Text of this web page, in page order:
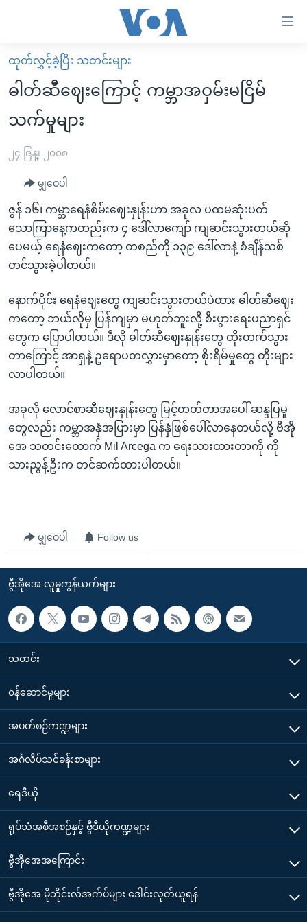
လွယ်ကူ
စေ
များ
အကြောင်းအရာ
သို့
ကြည့်
စာမျက်နှာ
ရှာဖွေ
မူလစာမျက်နှာ
မြန်မာ
ကမ္ဘာ့သတင်းများ
နိုင်ငံတကာ
အစ္စရေး-ပါလက်စတိုင်း
ဗွီဒီယို
ရပ်ဝန်းတခု လမ်းတခု အလွန်
အင်္ဂလိပ်စာလေ့လာမယ်
အမေရိကန်သုံးအီဒီယံ
မကြေးမုံရဲ့ အင်္ဂလိပ်စာ
ရုပ်ရှင်ထဲက အင်္ဂလိပ်စာ
သုတပဒေသာ အင်္ဂလိပ်စာ
အပတ်စဉ်ကဏ္ဍများ
ရေဒီယို
တီဗွီ
ရေဒီယိုနှင့်ရုပ်သံ အချက်အလက်များ
ရေဒီယို/တီဗွီအစီအစဉ်
Learning English
ဗွီအိုအေ လူမှုကွန်ယက်များ
ဘာသာစကားများ
ထုတ်လွှင့်ခဲ့ပြီး သတင်းများ
ဓါတ်ဆီဈေးကြောင့် ကမ္ဘာအဝှမ်းမငြိမ်
သက်မှုများ
၂၄ ဇြန္၊ ၂၀၀၈
မျှဝေပါ
ဇွန် ၁၆၊ ကမ္ဘာရေနံစိမ်းဈေးနှုန်းဟာ အခုလ ပထမဆုံးပတ်
သောကြာနေ့ကတည်းက ၄ ဒေါ်လာကျော် ကျဆင်းသွားတယ်ဆို
ပေမယ့် ရေနံဈေးကတော့ တစည်ကို ၁၃၉ ဒေါ်လာနဲ့ စံချိန်သစ်
တင်သွားခဲ့ပါတယ်။
နောက်ပိုင်း ရေနံဈေးတွေ ကျဆင်းသွားတယ်ပဲထား ဓါတ်ဆီဈေး
ကတော့ ဘယ်လိုမှ ပြန်ကျမှာ မဟုတ်ဘူးလို့ စီးပွားရေးပညာရှင်
တွေက ပြောပါတယ်။ ဒီလို ဓါတ်ဆီဈေးနှုန်းတွေ ထိုးတက်သွား
တာကြောင့် အာရှနဲ့ ဥရောပတလွှားမှာတော့ စိုးရိမ်မှုတွေ တိုးများ
လာပါတယ်။
အခုလို လောင်စာဆီဈေးနှုန်းတွေ မြင့်တတ်တာအပေါ် ဆန္ဒပြမှု
တွေလည်း ကမ္ဘာအနှံအပြားမှာ ပြန်နှံဖြစ်ပေါ်လာနေတယ်လို့ ဗီအို
အေ သတင်းထောက် Mil Arcega က ရေးသားထားတာကို ကို
သားညွန့်ဦးက တင်ဆက်ထားပါတယ်။
မျှဝေပါ Follow us
ဗွီအိုအေ လူမှုကွန်ယက်များ
သတင်း
၀န်ဆောင်မှုများ
အပတ်စဉ်ကဏ္ဍများ
အင်္ဂလိပ်သင်ခန်းစာများ
ရေဒီယို
ရုပ်သံအစီအစဉ်နှင့် ဗွီဒီယိုကဏ္ဍများ
ဗွီအိုအေအကြောင်း
ဗွီအိုအေ မိုဘိုင်းလ်အက်ပ်များ ဒေါင်းလုတ်ယူရန်